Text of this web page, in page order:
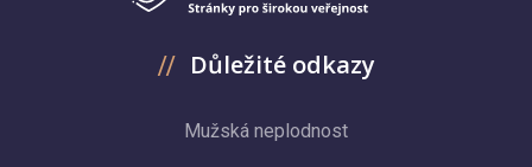
Důležité odkazy
Mužská neplodnost